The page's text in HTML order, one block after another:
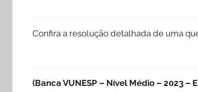
Confira a resolução detalhada de uma
(Banca VUNESP – Nível Médio – 2023 –